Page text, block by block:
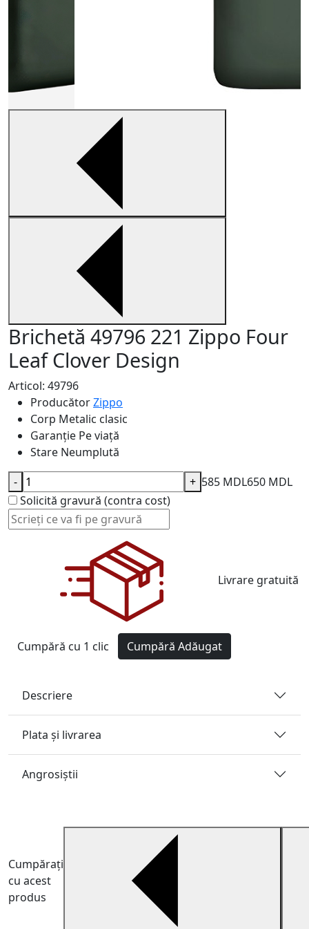
Brichetă 49796 221 Zippo Four
Leaf Clover Design
Articol: 49796
ProducătorZippo
Corp Metalic clasic
Garanție Pe viață
Stare Neumplută
585 MDL650 MDL
Solicită gravură (contra cost)
- +
Livrare gratuită
Cumpără cu 1 clic Cumpără Adăugat
Descriere
Plata și livrarea
Angrosiştii
Cumpărați
cu acest
produs